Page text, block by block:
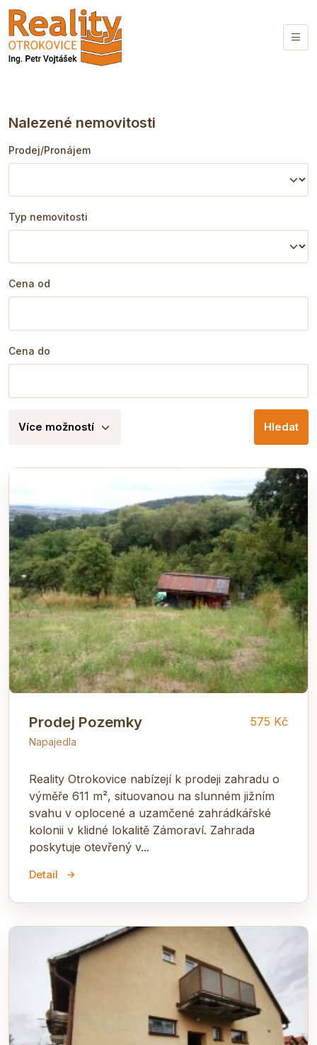
Nalezené nemovitosti
Prodej/Pronájem
Typ nemovitosti
Cena od
Cena do
Více možností
Prodej Pozemky
Napajedla
575 Kč
Reality Otrokovice nabízejí k prodeji zahradu o
výměře 611 m², situovanou na slunném jižním
svahu v oplocené a uzamčené zahrádkářské
kolonii v klidné lokalitě Zámoraví. Zahrada
poskytuje otevřený v...
Detail